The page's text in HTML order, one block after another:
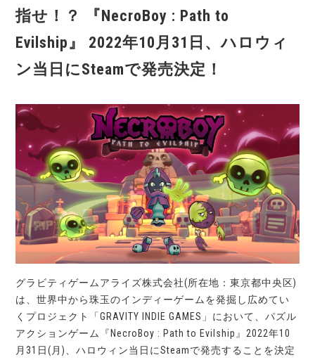
指せ！？ 『NecroBoy : Path to
Evilship』 2022年10月31日、ハロウィ
ン当日にSteamで発売決定！
グラビティゲームアライズ株式会社(所在地：東京都中央区)
は、世界中から珠玉のインディーゲームを発掘し広めてい
くプロジェクト「GRAVITY INDIE GAMES」において、パズル
アクションゲーム『NecroBoy : Path to Evilship』2022年10
月31日(月)、ハロウィン当日にSteamで発売することを決定